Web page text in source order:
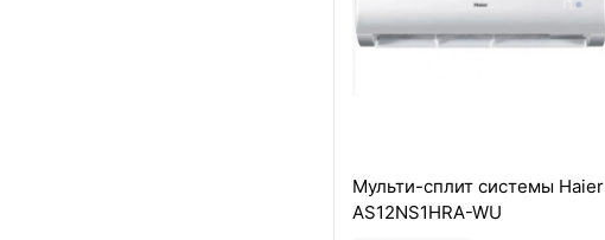
Мульти-сплит системы Haier
AS12NS1HRA-WU